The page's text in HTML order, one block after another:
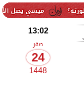
ميسي يصل الأرجنتين
13:02
صفر
24
1448